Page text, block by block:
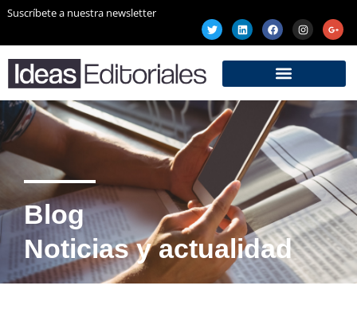
Suscríbete a nuestra newsletter
Blog
Noticias y actualidad